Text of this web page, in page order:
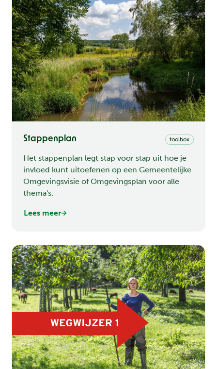
toolbox
Stappenplan
Het stappenplan legt stap voor stap uit hoe je
invloed kunt uitoefenen op een Gemeentelijke
Omgevingsvisie of Omgevingsplan voor alle
thema's.
Lees meer